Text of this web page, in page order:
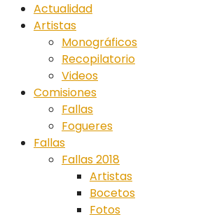
Actualidad
Artistas
Monográficos
Recopilatorio
Videos
Comisiones
Fallas
Fogueres
Fallas
Fallas 2018
Artistas
Bocetos
Fotos